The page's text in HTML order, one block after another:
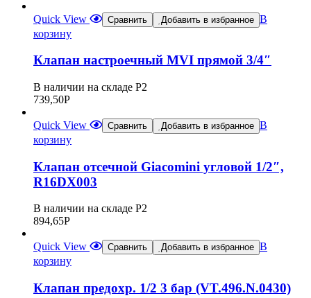
Quick View Сравнить Добавить в избранное В
корзину
Клапан настроечный MVI прямой 3/4″
В наличии на складе Р2
739,50Р
Quick View Сравнить Добавить в избранное В
корзину
Клапан отсечной Giacomini угловой 1/2″,
R16DX003
В наличии на складе Р2
894,65Р
Quick View Сравнить Добавить в избранное В
корзину
Клапан предохр. 1/2 3 бар (VT.496.N.0430)